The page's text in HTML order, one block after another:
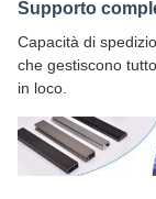
Supporto
Capacità di
che gestiscono
in loco.